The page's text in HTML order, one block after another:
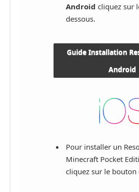
Android cliquez sur
dessous.
Guide Installation
Android
Pour installer un
Minecraft Pocket
cliquez sur le bouton